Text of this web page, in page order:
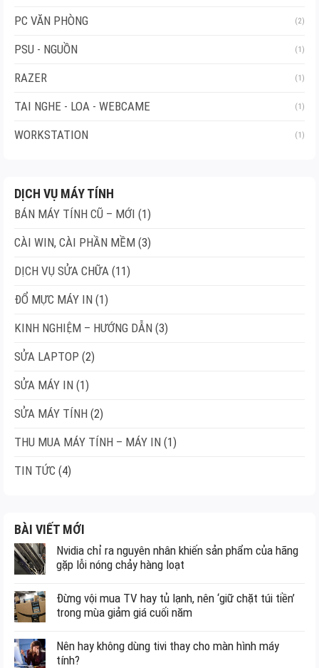
PC VĂN PHÒNG (2)
PSU - NGUỒN (1)
RAZER (1)
TAI NGHE - LOA - WEBCAME (1)
WORKSTATION (1)
DỊCH VỤ MÁY TÍNH
BÁN MÁY TÍNH CŨ – MỚI (1)
CÀI WIN, CÀI PHẦN MỀM (3)
DỊCH VỤ SỬA CHỮA (11)
ĐỔ MỰC MÁY IN (1)
KINH NGHIỆM – HƯỚNG DẪN (3)
SỬA LAPTOP (2)
SỬA MÁY IN (1)
SỬA MÁY TÍNH (2)
THU MUA MÁY TÍNH – MÁY IN (1)
TIN TỨC (4)
BÀI VIẾT MỚI
Nvidia chỉ ra nguyên nhân khiến sản phẩm của hãng
gặp lỗi nóng chảy hàng loạt
Đừng vội mua TV hay tủ lạnh, nên ‘giữ chặt túi tiền’
trong mùa giảm giá cuối năm
Nên hay không dùng tivi thay cho màn hình máy
tính?